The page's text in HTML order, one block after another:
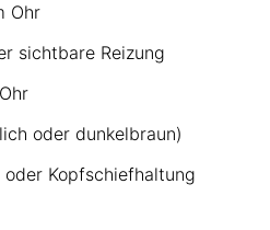
Ohr
sichtbare Reizung
oder dunkelbraun)
Kopfschiefhaltung